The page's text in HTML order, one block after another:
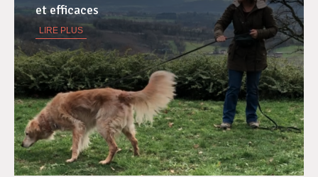
et efficaces
LIRE PLUS